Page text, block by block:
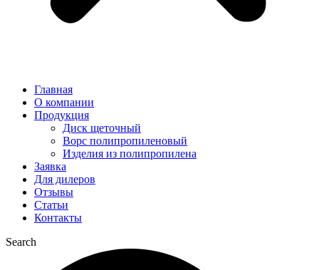
Главная
О компании
Продукция
Диск щеточный
Ворс полипропиленовый
Изделия из полипропилена
Заявка
Для дилеров
Отзывы
Статьи
Контакты
Search